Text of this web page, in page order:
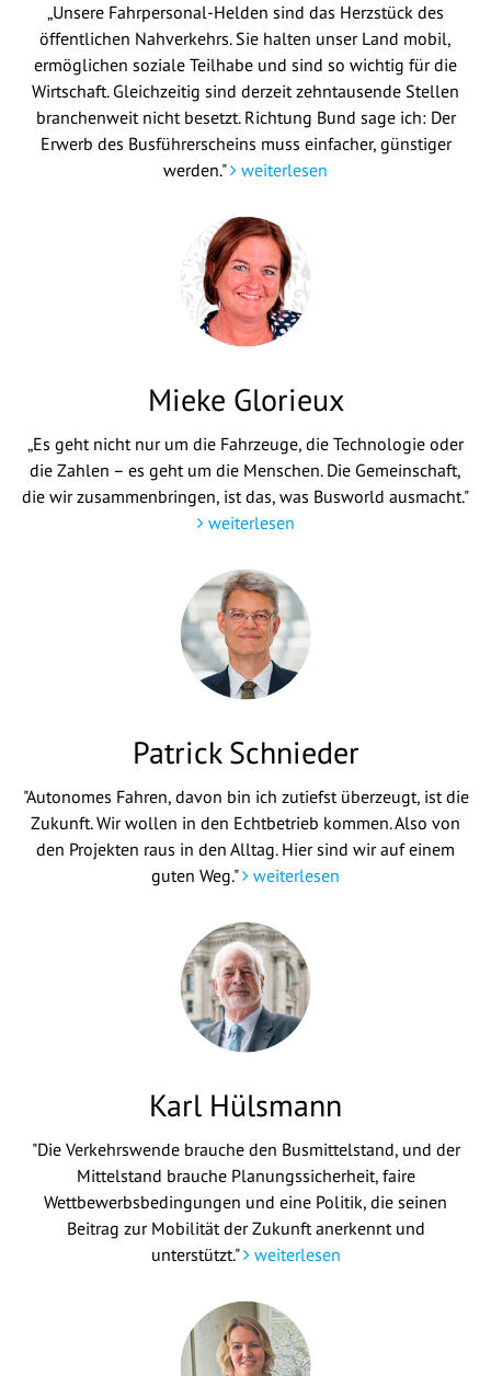
„Unsere Fahrpersonal-Helden sind das Herzstück des
öffentlichen Nahverkehrs. Sie halten unser Land mobil,
ermöglichen soziale Teilhabe und sind so wichtig für die
Wirtschaft. Gleichzeitig sind derzeit zehntausende Stellen
branchenweit nicht besetzt. Richtung Bund sage ich: Der
Erwerb des Busführerscheins muss einfacher, günstiger
werden."
weiterlesen
Mieke Glorieux
„Es geht nicht nur um die Fahrzeuge, die Technologie oder
die Zahlen – es geht um die Menschen. Die Gemeinschaft,
die wir zusammenbringen, ist das, was Busworld ausmacht."
weiterlesen
Patrick Schnieder
"Autonomes Fahren, davon bin ich zutiefst überzeugt, ist die
Zukunft. Wir wollen in den Echtbetrieb kommen. Also von
den Projekten raus in den Alltag. Hier sind wir auf einem
guten Weg."
weiterlesen
Karl Hülsmann
"Die Verkehrswende brauche den Busmittelstand, und der
Mittelstand brauche Planungssicherheit, faire
Wettbewerbsbedingungen und eine Politik, die seinen
Beitrag zur Mobilität der Zukunft anerkennt und
unterstützt." weiterlesen